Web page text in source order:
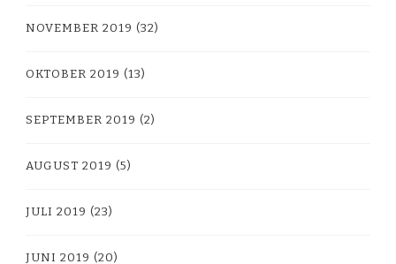
NOVEMBER 2019 (32)
OKTOBER 2019 (13)
SEPTEMBER 2019 (2)
AUGUST 2019 (5)
JULI 2019 (23)
JUNI 2019 (20)